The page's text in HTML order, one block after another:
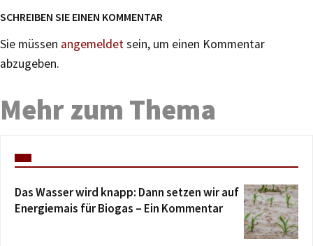
SCHREIBEN SIE EINEN KOMMENTAR
Sie müssen angemeldetsein, um einen Kommentar
abzugeben.
Mehr zum Thema
Das Wasser wird knapp: Dann setzen wir auf
Energiemais für Biogas – Ein Kommentar